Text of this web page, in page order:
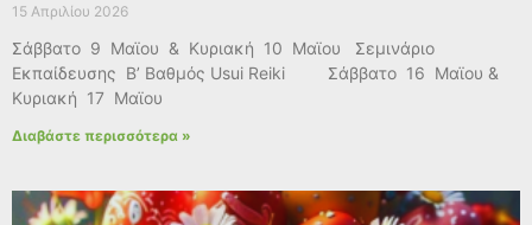
15 Απριλίου 2026
Σάββατο 9 Μαϊου & Κυριακή 10 Μαϊου Σεμινάριο
Εκπαίδευσης Β’ Βαθμός Usui Reiki Σάββατο 16 Μαϊου &
Κυριακή 17 Μαϊου
Διαβάστε περισσότερα »